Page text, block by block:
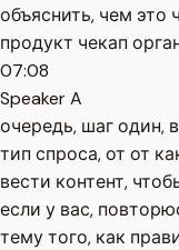
объяснить, чем это
продукт чекап
07:08
Speaker A
очередь, шаг один,
тип спроса, от от
вести контент,
если у вас,
тему того, как